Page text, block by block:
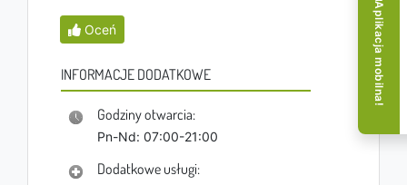
Oceń
INFORMACJE DODATKOWE
Godziny otwarcia:
Pn-Nd: 07:00-21:00
Dodatkowe usługi:
Aplikacja mobilna!